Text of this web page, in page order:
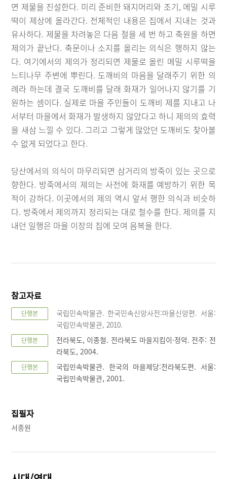
면 제물을 진설한다. 미리 준비한 돼지머리와 조기, 메밀 시루
떡이 제상에 올라간다. 전체적인 내용은 집에서 지내는 것과
유사하다. 제물을 차려놓은 다음 절을 세 번 하고 축원을 하면
제의가 끝난다. 축문이나 소지를 올리는 의식은 행하지 않는
다. 여기에서의 제의가 정리되면 제물로 올린 메밀 시루떡을
느티나무 주변에 뿌린다. 도깨비의 마음을 달래주기 위한 의
례라 하는데 결국 도깨비를 달래 화재가 일어나지 않기를 기
원하는 셈이다. 실제로 마을 주민들이 도깨비 제를 지내고 나
서부터 마을에서 화재가 발생하지 않았다고 하니 제의의 효력
을 새삼 느낄 수 있다. 그리고 그렇게 많았던 도깨비도 찾아볼
수 없게 되었다고 한다.
당산에서의 의식이 마무리되면 삼거리의 방죽이 있는 곳으로
향한다. 방죽에서의 제의는 사전에 화재를 예방하기 위한 목
적이 강하다. 이곳에서의 제의 역시 앞서 행한 의식과 비슷하
다. 방죽에서 제의까지 정리되는 대로 철수를 한다. 제의를 지
내던 일행은 마을 이장의 집에 모여 음복을 한다.
참고자료
단행본
국립민속박물관. 한국민속신앙사전:마을신앙편. 서울:
국립민속박물관, 2010.
단행본
전라북도, 이종철. 전라북도 마을지킴이·정악. 전주: 전
라북도, 2004.
단행본
국립민속박물관. 한국의 마을제당:전라북도편. 서울:
국립민속박물관, 2001.
집필자
서종원